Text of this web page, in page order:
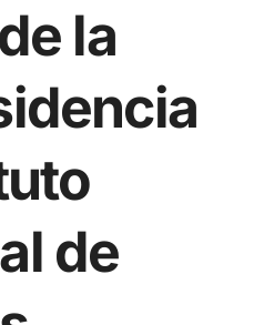
la
de